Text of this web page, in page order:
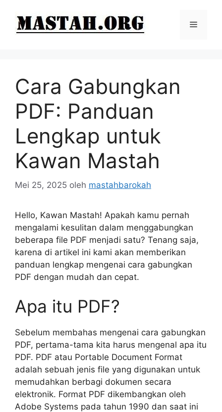
Menu
Cara Gabungkan
PDF: Panduan
Lengkap untuk
Kawan Mastah
Mei 25, 2025 oleh mastahbarokah
Hello, Kawan Mastah! Apakah kamu pernah
mengalami kesulitan dalam menggabungkan
beberapa file PDF menjadi satu? Tenang saja,
karena di artikel ini kami akan memberikan
panduan lengkap mengenai cara gabungkan
PDF dengan mudah dan cepat.
Apa itu PDF?
Sebelum membahas mengenai cara gabungkan
PDF, pertama-tama kita harus mengenal apa itu
PDF. PDF atau Portable Document Format
adalah sebuah jenis file yang digunakan untuk
memudahkan berbagi dokumen secara
elektronik. Format PDF dikembangkan oleh
Adobe Systems pada tahun 1990 dan saat ini